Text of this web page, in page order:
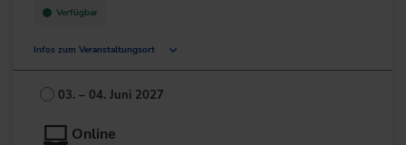
Verfügbar
Infos zum Veranstaltungsort
Lurgiallee 2
60439 Frankfurt am Main
03. – 04. Juni 2027
Online